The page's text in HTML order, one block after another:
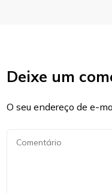
Deixe um
O seu endereço de e-